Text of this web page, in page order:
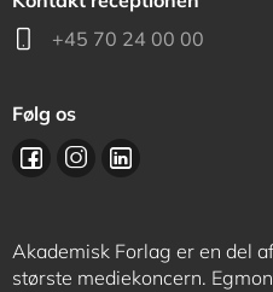
+45 70 24 00 00
Følg os
Akademisk Forlag er en del
største mediekoncern.